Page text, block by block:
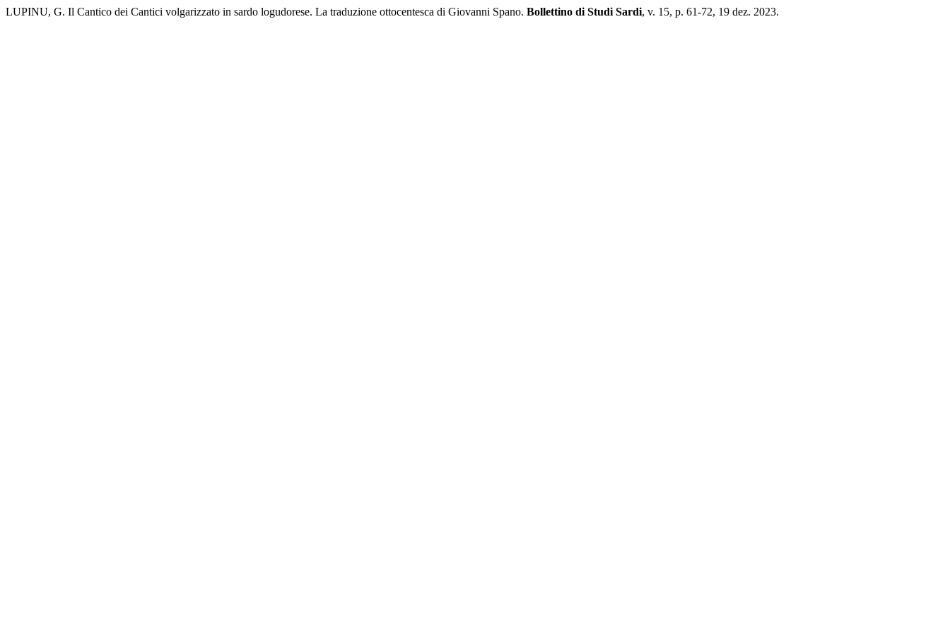
LUPINU, G. Il Cantico dei Cantici volgarizzato in sardo logudorese. La traduzione ottocentesca di Giovanni Spano. Bollettino di Studi Sardi, v. 15, p. 61-72, 19 dez. 2023.